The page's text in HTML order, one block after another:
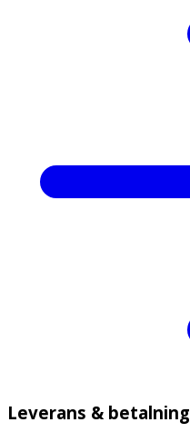
Leverans & betalning